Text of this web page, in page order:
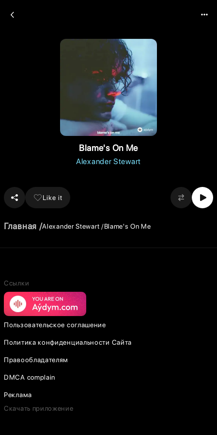
Blame's On Me
Alexander Stewart
Like it
Главная Alexander Stewart Blame's On Me
Ссылки
Пользовательское соглашение
Политика конфиденциальности Сайта
Правообладателям
DMCA complain
Реклама
Скачать приложение